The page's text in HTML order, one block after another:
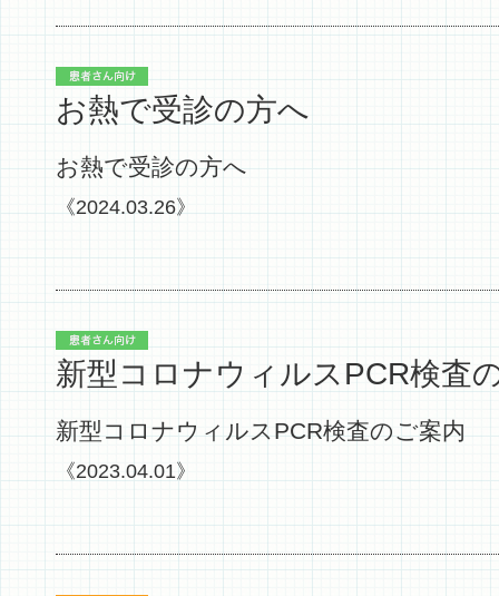
お熱で受診の方へ
お熱で受診の方へ
《2024.03.26》
新型コロナウィルスPCR検査
新型コロナウィルスPCR検査のご案内
《2023.04.01》